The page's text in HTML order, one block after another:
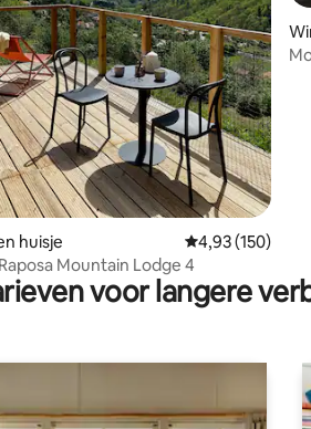
van 4,93 op 5, 46 recensies
huisje Gemiddelde
4,93 (150)
Mountain Lodge 4
voor langere